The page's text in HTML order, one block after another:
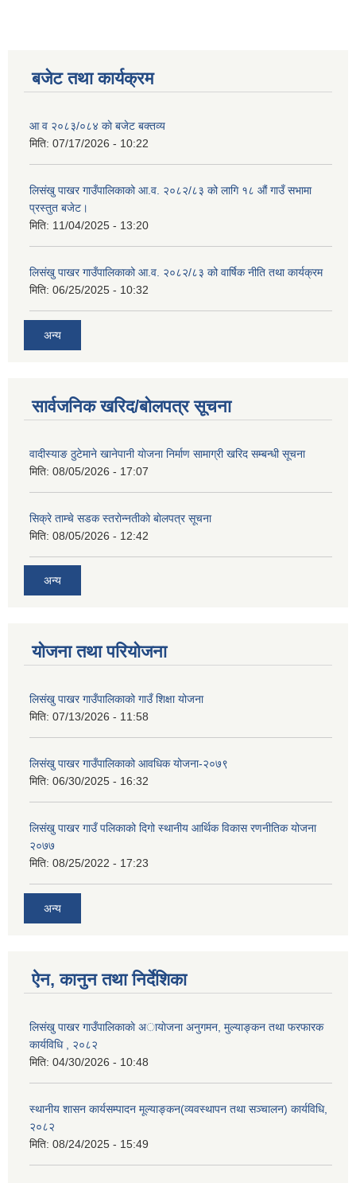
बजेट तथा कार्यक्रम
आ व २०८३/०८४ काे बजेट बक्तव्य
मिति: 07/17/2026 - 10:22
लिसंखु पाखर गाउँपालिकाको आ.व. २०८२/८३ को लागि १८ औं गाउँ सभामा
प्रस्तुत बजेट।
मिति: 11/04/2025 - 13:20
लिसंखु पाखर गाउँपालिकाको आ.व. २०८२/८३ को वार्षिक नीति तथा कार्यक्रम
मिति: 06/25/2025 - 10:32
अन्य
सार्वजनिक खरिद/बोलपत्र सूचना
वादीस्याङ ठुटेमाने खानेपानी याेजना निर्माण सामाग्री खरिद सम्बन्धी सूचना
मिति: 08/05/2026 - 17:07
सिक्रे ताम्चे सडक स्तराेन्नतीकाे बाेलपत्र सूचना
मिति: 08/05/2026 - 12:42
अन्य
योजना तथा परियोजना
लिसंखु पाखर गाउँपालिकाको गाउँ शिक्षा योजना
मिति: 07/13/2026 - 11:58
लिसंखु पाखर गाउँपालिकाको आवधिक योजना-२०७९
मिति: 06/30/2025 - 16:32
लिसंखु पाखर गाउँ पलिकाको दिगो स्थानीय आर्थिक विकास रणनीतिक योजना
२०७७
मिति: 08/25/2022 - 17:23
अन्य
ऐन, कानुन तथा निर्देशिका
लिसंखु पाखर गाउँपालिकाकाे अायाेजना अनुगमन, मुल्याङ्कन तथा फरफारक
कार्यविधि , २०८२
मिति: 04/30/2026 - 10:48
स्थानीय शासन कार्यसम्पादन मूल्याङ्कन(व्यवस्थापन तथा सञ्चालन) कार्यविधि,
२०८२
मिति: 08/24/2025 - 15:49